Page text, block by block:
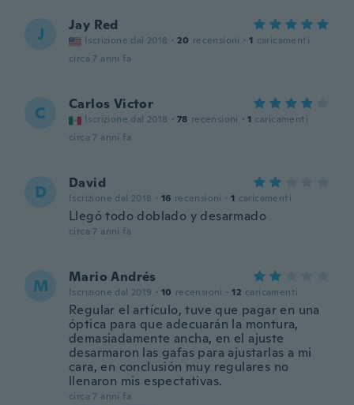
J Jay Red
Iscrizione dal 2018 · 20 recensioni · 1 caricamenti
circa 7 anni fa
C Carlos Victor
Iscrizione dal 2018 · 78 recensioni · 1 caricamenti
circa 7 anni fa
D David
Iscrizione dal 2018 · 16 recensioni · 1 caricamenti
Llegó todo doblado y desarmado
circa 7 anni fa
M Mario Andrés
Iscrizione dal 2019 · 10 recensioni · 12 caricamenti
Regular el artículo, tuve que pagar en una
óptica para que adecuarán la montura,
demasiadamente ancha, en el ajuste
desarmaron las gafas para ajustarlas a mi
cara, en conclusión muy regulares no
llenaron mis espectativas.
circa 7 anni fa